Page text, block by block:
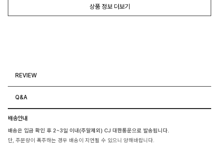
상품 정보 더보기
REVIEW
Q&A
배송안내
배송은 입금 확인 후 2~3일 이내(주말제외) CJ 대한통운으로 발송됩니다.
단, 주문량이 폭주하는 경우 배송이 지연될 수 있으니 양해바랍니다.